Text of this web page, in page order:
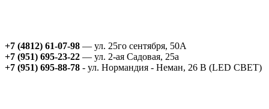
+7 (4812) 61-07-98 — ул. 25го сентября, 50А
+7 (951) 695-23-22 — ул. 2-ая Садовая, 25а
+7 (951) 695-88-78 - ул. Нормандия - Неман, 26 В (LED СВЕТ)